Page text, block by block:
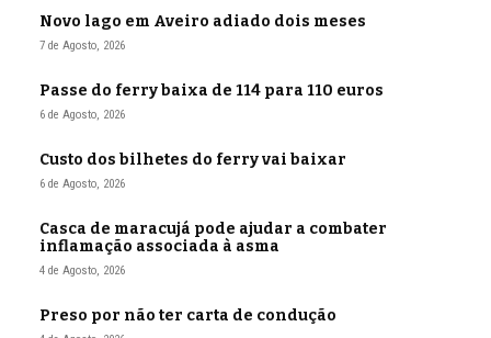
Novo lago em Aveiro adiado dois meses
7 de Agosto, 2026
Passe do ferry baixa de 114 para 110 euros
6 de Agosto, 2026
Custo dos bilhetes do ferry vai baixar
6 de Agosto, 2026
Casca de maracujá pode ajudar a combater
inflamação associada à asma
4 de Agosto, 2026
Preso por não ter carta de condução